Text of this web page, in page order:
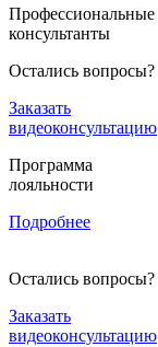
Профессиональные
консультанты
Остались вопросы?
Заказать
видеоконсультацию
Программа
лояльности
Подробнее
Остались вопросы?
Заказать
видеоконсультацию